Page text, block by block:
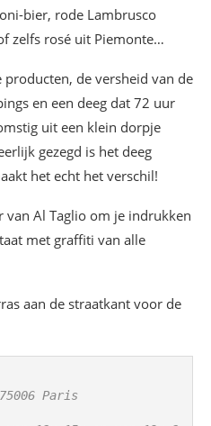
bier, rode Lambrusco
zelfs rosé uit Piemonte…
de versheid van de
en een deeg dat 72 uur
uit een klein dorpje
gezegd is het deeg
het echt het verschil!
van Al Taglio om je indrukken
met graffiti van alle
aan de straatkant voor de
Paris